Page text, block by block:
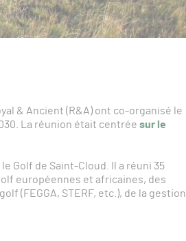
& Ancient (R&A) ont co-organisé le
La réunion était centrée sur le
Golf de Saint-Cloud. Il a réuni 35
européennes et africaines, des
(FEGGA, STERF, etc.), de la gestion